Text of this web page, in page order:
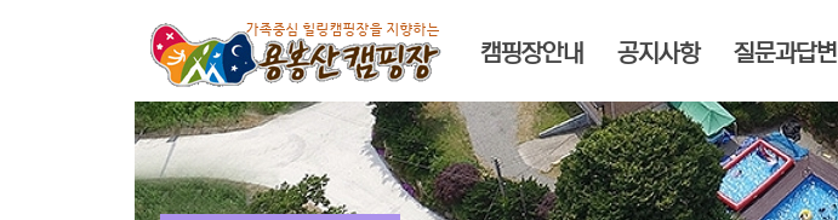
메인 메뉴
캠핑장안내 공지사항 질문과답변